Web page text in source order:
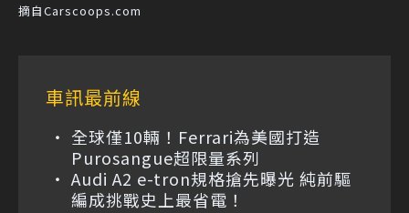
摘自Carscoops.com
車訊最前線
全球僅10輛！Ferrari為美國打造
Purosangue超限量系列
Audi A2 e-tron規格搶先曝光 純前驅
編成挑戰史上最省電！